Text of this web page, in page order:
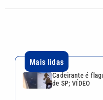
Mais lidas
Cadeirante é
de SP; VÍDEO